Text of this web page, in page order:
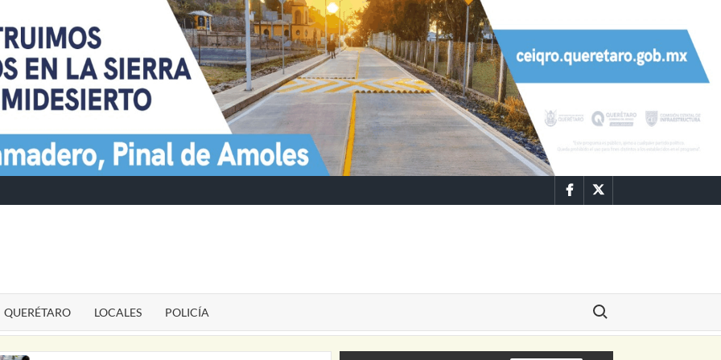
FacebookTwitter
QUERÉTARO LOCALES POLICÍA
Buscar: